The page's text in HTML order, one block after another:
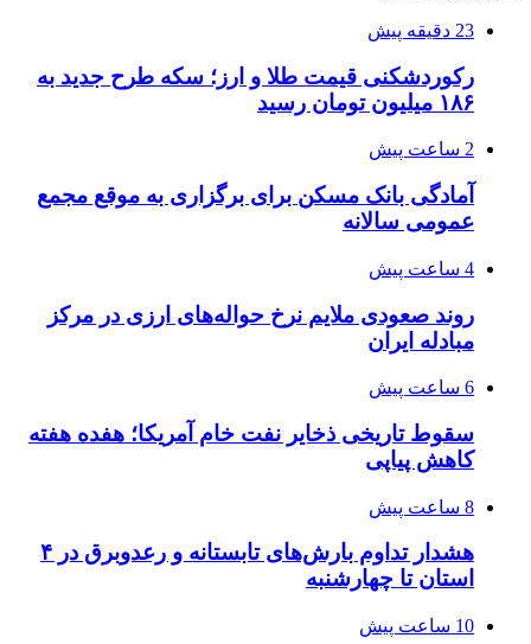
23 دقیقه پیش
رکوردشکنی قیمت طلا و ارز؛ سکه طرح جدید به
۱۸۶ میلیون تومان رسید
2 ساعت پیش
آمادگی بانک مسکن برای برگزاری به موقع مجمع
عمومی سالانه
4 ساعت پیش
روند صعودی ملایم نرخ حواله‌های ارزی در مرکز
مبادله ایران
6 ساعت پیش
سقوط تاریخی ذخایر نفت خام آمریکا؛ هفده هفته
کاهش پیاپی
8 ساعت پیش
هشدار تداوم بارش‌های تابستانه و رعدوبرق در ۴
استان تا چهارشنبه
10 ساعت پیش